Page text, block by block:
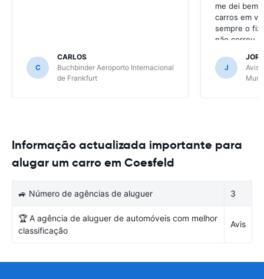
C
CARLOS
Buchbinder Aeroporto Internacional
de Frankfurt
me dei bem
carros em
sempre o fiz
não correu
J
Avis
Informação actualizada importante para
alugar um carro em Coesfeld
🚙 Número de agências de aluguer 3
🏆 A agência de aluguer de automóveis com melhor
classificação
Avis